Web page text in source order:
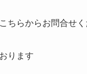
こちらからお問合せ
ります